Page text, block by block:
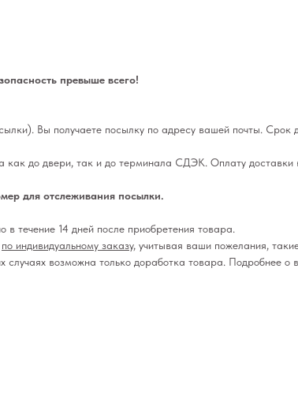
превыше всего!
Вы получаете посылку по адресу вашей почты. Срок
до двери, так и до терминала СДЭК. Оплату доставки
для отслеживания посылки.
течение 14 дней после приобретения товара.
по индивидуальному заказу, учитывая ваши пожелания,
возможна только доработка товара. Подробнее о